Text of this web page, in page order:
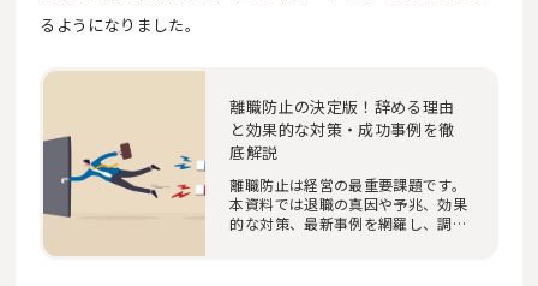
るようになりました。
離職防止の決定版！辞める理由
と効果的な対策・成功事例を徹
底解説
離職防止は経営の最重要課題です。
本資料では退職の真因や予兆、効果
的な対策、最新事例を網羅し、調査